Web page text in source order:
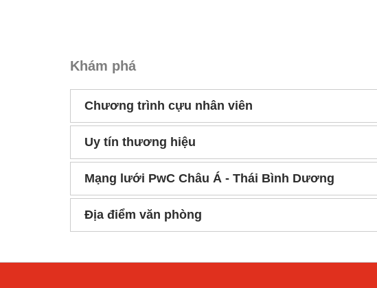
Khám phá
Chương trình cựu nhân viên
Uy tín thương hiệu
Mạng lưới PwC Châu Á - Thái Bình Dương
Địa điểm văn phòng